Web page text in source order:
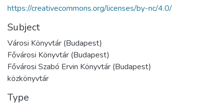
https://creativecommons.org/licenses/by-nc/4.0/
Subject
Városi Könyvtár (Budapest)
Fővárosi Könyvtár (Budapest)
Fővárosi Szabó Ervin Könyvtár (Budapest)
közkönyvtár
Type